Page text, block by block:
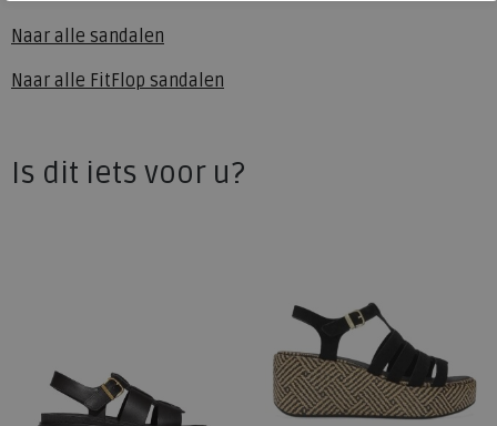
Naar alle sandalen
Naar alle FitFlop sandalen
Is dit iets voor u?